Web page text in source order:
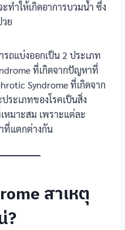
ทำให้เกิดอาการบวมน้ำ ซึ่ง
ย
ถแบ่งออกเป็น 2 ประเภท
ที่เกิดจากปัญหาที่
Syndrome ที่เกิดจาก
ระเภทของโรคเป็นสิ่ง
หมาะสม เพราะแต่ละ
ที่แตกต่างกัน
สาเหตุ
?